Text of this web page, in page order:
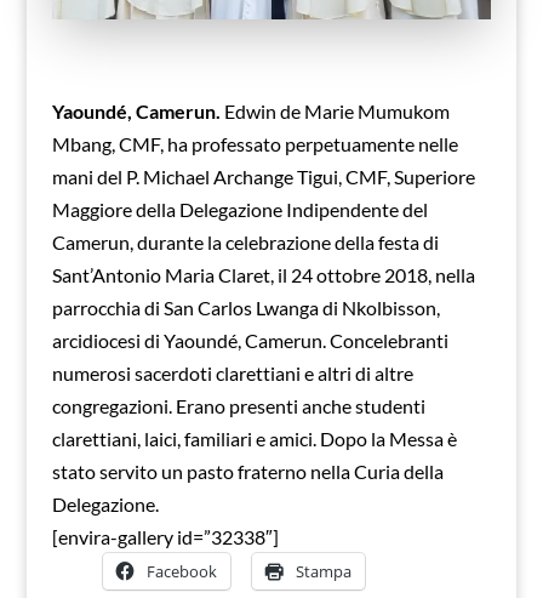
Yaoundé, Camerun. Edwin de Marie Mumukom
Mbang, CMF, ha professato perpetuamente nelle
mani del P. Michael Archange Tigui, CMF, Superiore
Maggiore della Delegazione Indipendente del
Camerun, durante la celebrazione della festa di
Sant’Antonio Maria Claret, il 24 ottobre 2018, nella
parrocchia di San Carlos Lwanga di Nkolbisson,
arcidiocesi di Yaoundé, Camerun. Concelebranti
numerosi sacerdoti clarettiani e altri di altre
congregazioni. Erano presenti anche studenti
clarettiani, laici, familiari e amici. Dopo la Messa è
stato servito un pasto fraterno nella Curia della
Delegazione.
[envira-gallery id=”32338″]
Facebook Stampa